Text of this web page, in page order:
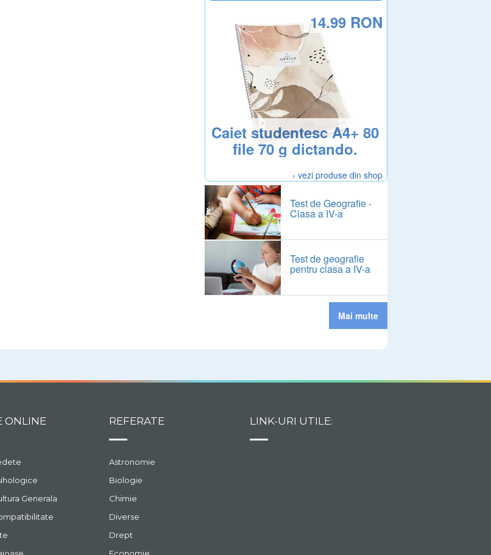
Caiet studentesc A4+ 80
file 70 g dictando.
14.99 RON
› vezi produse din shop
Test de Geografie -
Clasa a IV-a
Test de geografie
pentru clasa a IV-a
Mai multe
ONLINE
Generala
REFERATE
Astronomie
Biologie
Chimie
Diverse
Drept
LINK-URI UTILE: